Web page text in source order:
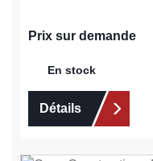
Prix sur demande
En stock
Détails